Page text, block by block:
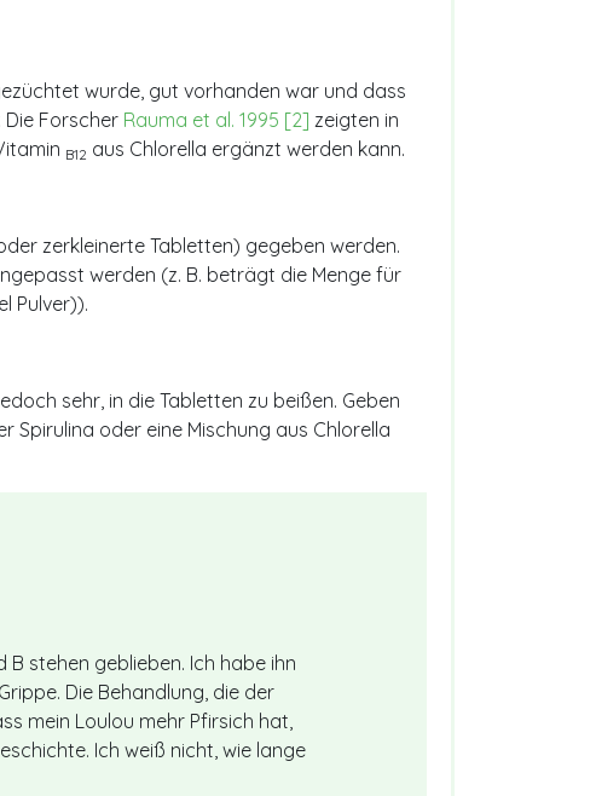
wurde, gut vorhanden war und dass
Forscher Rauma et al. 1995 [2] zeigten in
B12 aus Chlorella ergänzt werden kann.
zerkleinerte Tabletten) gegeben werden.
werden (z. B. beträgt die Menge für
Pulver)).
sehr, in die Tabletten zu beißen. Geben
Spirulina oder eine Mischung aus Chlorella
stehen geblieben. Ich habe ihn
Die Behandlung, die der
mein Loulou mehr Pfirsich hat,
Ich weiß nicht, wie lange